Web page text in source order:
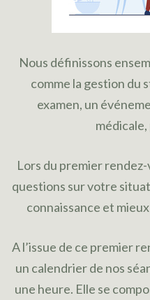
Nous définissons
comme la gestion du
examen, un
médicale,
Lors du premier
questions sur votre
connaissance et
A l’issue de ce premier
un calendrier de nos
une heure. Elle se